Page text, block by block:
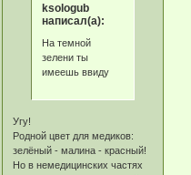
ksologub
написал(а):
На темной
зелени ты
имеешь ввиду
Угу!
Родной цвет для медиков:
зелёный - малина - красный!
Но в немедицинских частях